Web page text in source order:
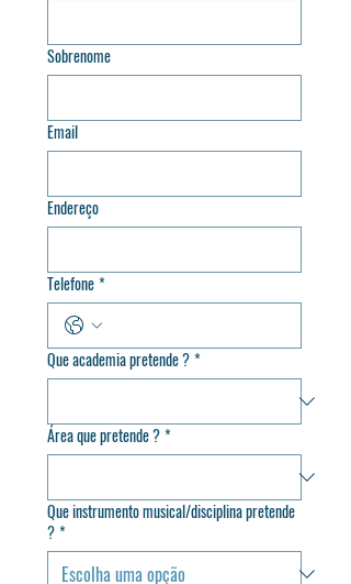
Sobrenome
Email
Endereço
Telefone*
Que academia pretende ?*
Área que pretende ?*
Que instrumento musical/disciplina pretende
?*